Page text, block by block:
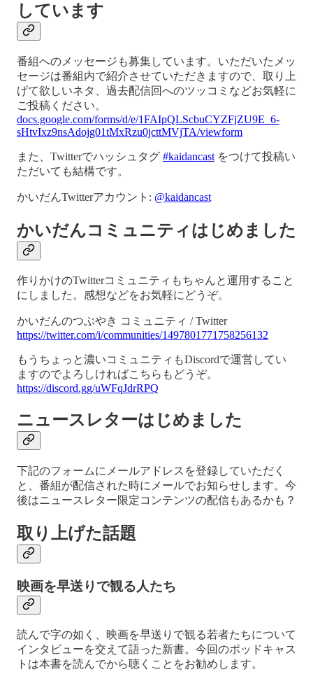
しています
番組へのメッセージも募集しています。いただいたメッ
セージは番組内で紹介させていただきますので、取り上
げて欲しいネタ、過去配信回へのツッコミなどお気軽に
ご投稿ください。
docs.google.com/forms/d/e/1FAIpQLScbuCYZFjZU9E_6-
sHtvIxz9nsAdojg01tMxRzu0jcttMVjTA/viewform
また、Twitterでハッシュタグ #kaidancast をつけて投稿い
ただいても結構です。
かいだんTwitterアカウント: @kaidancast
かいだんコミュニティはじめました
作りかけのTwitterコミュニティもちゃんと運用すること
にしました。感想などをお気軽にどうぞ。
かいだんのつぶやき コミュニティ / Twitter
https://twitter.com/i/communities/1497801771758256132
もうちょっと濃いコミュニティもDiscordで運営してい
ますのでよろしければこちらもどうぞ。
https://discord.gg/uWFqJdrRPQ
ニュースレターはじめました
下記のフォームにメールアドレスを登録していただく
と、番組が配信された時にメールでお知らせします。今
後はニュースレター限定コンテンツの配信もあるかも？
取り上げた話題
映画を早送りで観る人たち
読んで字の如く、映画を早送りで観る若者たちについて
インタビューを交えて語った新書。今回のポッドキャス
トは本書を読んでから聴くことをお勧めします。